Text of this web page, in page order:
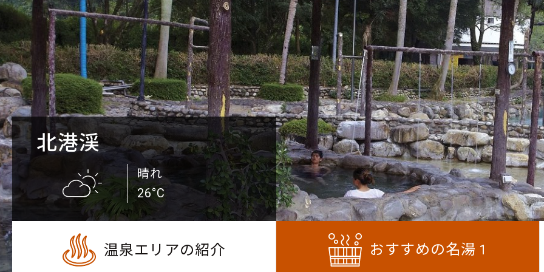
北港渓
晴れ
26°C
温泉エリアの紹介 おすすめの名湯 1